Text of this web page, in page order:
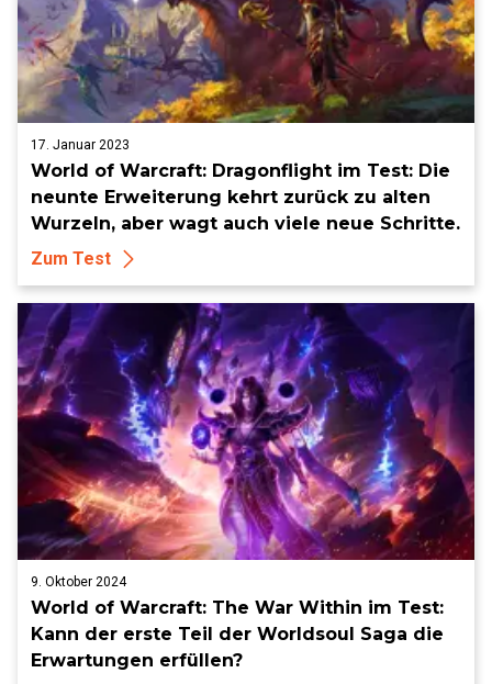
17. Januar 2023
World of Warcraft: Dragonflight im Test: Die
neunte Erweiterung kehrt zurück zu alten
Wurzeln, aber wagt auch viele neue Schritte.
Zum Test
9. Oktober 2024
World of Warcraft: The War Within im Test:
Kann der erste Teil der Worldsoul Saga die
Erwartungen erfüllen?